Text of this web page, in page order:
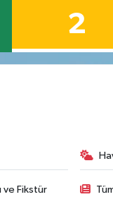
2
ve Fikstür